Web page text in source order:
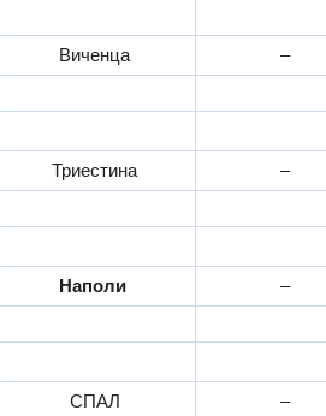
Виченца –
Триестина –
Наполи –
СПАЛ –